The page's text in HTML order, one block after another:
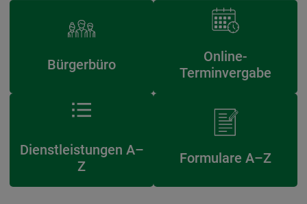
Bürgerbüro
Online-
Terminvergabe
Dienstleistungen A–
Z
Formulare A–Z